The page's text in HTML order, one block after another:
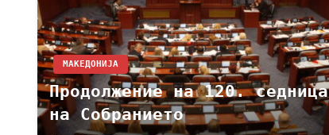
МАКЕДОНИЈА
Продолжение на 120. седница
на Собранието